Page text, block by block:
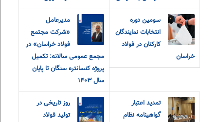
سومین دوره
انتخابات نمایندگان
کارکنان در فولاد
خراسان
مدیرعامل
«شرکت مجتمع
فولاد خراسان» در
مجمع عمومی سالانه: تکمیل
پروژه کنسانتره سنگان تا پایان
سال ۱۴۰۳
تمدید اعتبار
گواهینامه نظام
روز تاریخی در
تولید فولاد